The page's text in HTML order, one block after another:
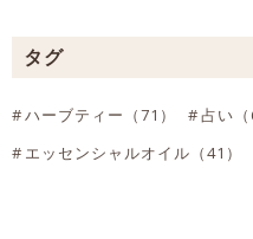
タグ
ハーブティー（71）
占い（
エッセンシャルオイル（41）